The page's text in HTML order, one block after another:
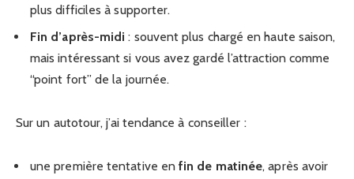
plus difficiles à supporter.
Fin d’après-midi : souvent plus chargé en haute saison,
mais intéressant si vous avez gardé l’attraction comme
“point fort” de la journée.
Sur un autotour, j’ai tendance à conseiller :
une première tentative enfin de matinée, après avoir